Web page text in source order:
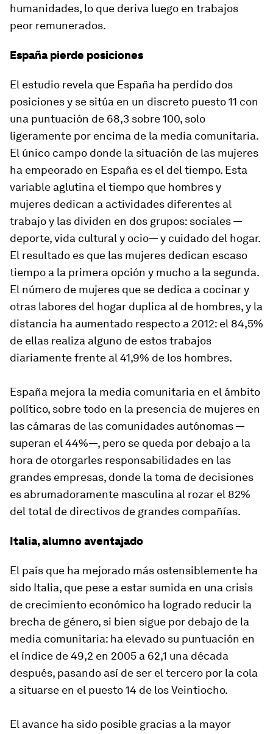
humanidades, lo que deriva luego en trabajos
peor remunerados.
España pierde posiciones
El estudio revela que España ha perdido dos
posiciones y se sitúa en un discreto puesto 11 con
una puntuación de 68,3 sobre 100, solo
ligeramente por encima de la media comunitaria.
El único campo donde la situación de las mujeres
ha empeorado en España es el del tiempo. Esta
variable aglutina el tiempo que hombres y
mujeres dedican a actividades diferentes al
trabajo y las dividen en dos grupos: sociales —
deporte, vida cultural y ocio— y cuidado del hogar.
El resultado es que las mujeres dedican escaso
tiempo a la primera opción y mucho a la segunda.
El número de mujeres que se dedica a cocinar y
otras labores del hogar duplica al de hombres, y la
distancia ha aumentado respecto a 2012: el 84,5%
de ellas realiza alguno de estos trabajos
diariamente frente al 41,9% de los hombres.
España mejora la media comunitaria en el ámbito
político, sobre todo en la presencia de mujeres en
las cámaras de las comunidades autónomas —
superan el 44%—, pero se queda por debajo a la
hora de otorgarles responsabilidades en las
grandes empresas, donde la toma de decisiones
es abrumadoramente masculina al rozar el 82%
del total de directivos de grandes compañías.
Italia, alumno aventajado
El país que ha mejorado más ostensiblemente ha
sido Italia, que pese a estar sumida en una crisis
de crecimiento económico ha logrado reducir la
brecha de género, si bien sigue por debajo de la
media comunitaria: ha elevado su puntuación en
el índice de 49,2 en 2005 a 62,1 una década
después, pasando así de ser el tercero por la cola
a situarse en el puesto 14 de los Veintiocho.
El avance ha sido posible gracias a la mayor